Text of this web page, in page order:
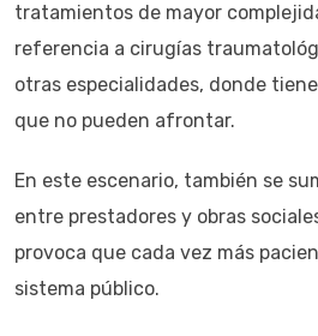
tratamientos de mayor
referencia a cirugías
otras especialidades, donde
que no pueden afrontar.
En este escenario, también se
entre prestadores y obras
provoca que cada vez más
sistema público.